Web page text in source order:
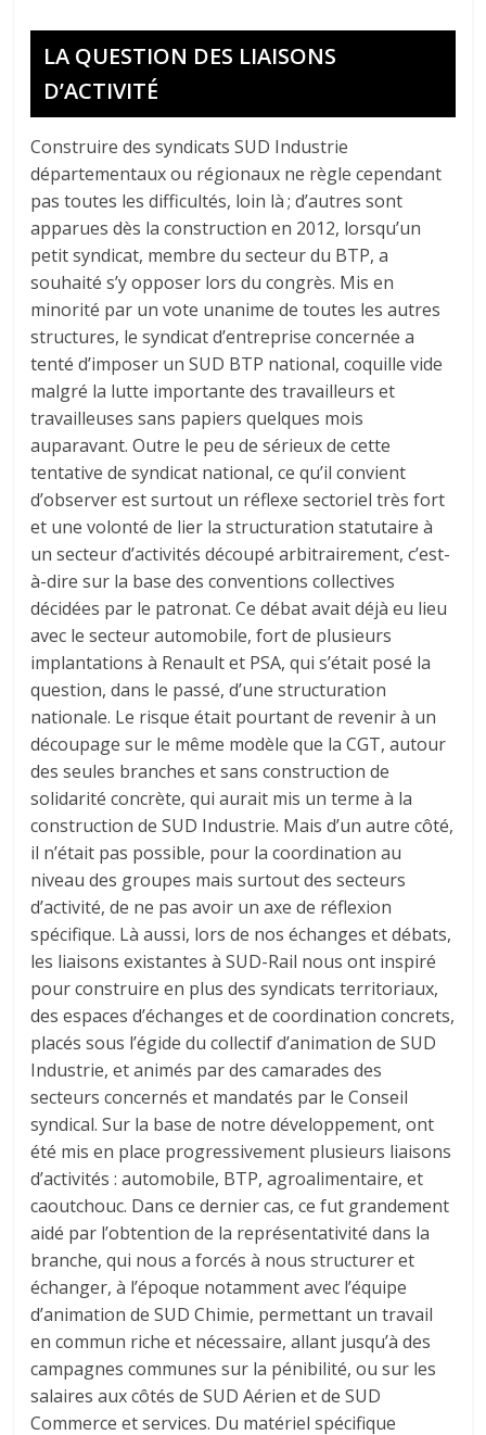
LA QUESTION DES LIAISONS
D’ACTIVITÉ
Construire des syndicats SUD Industrie
départementaux ou régionaux ne règle cependant
pas toutes les difficultés, loin là ; d’autres sont
apparues dès la construction en 2012, lorsqu’un
petit syndicat, membre du secteur du BTP, a
souhaité s’y opposer lors du congrès. Mis en
minorité par un vote unanime de toutes les autres
structures, le syndicat d’entreprise concernée a
tenté d’imposer un SUD BTP national, coquille vide
malgré la lutte importante des travailleurs et
travailleuses sans papiers quelques mois
auparavant. Outre le peu de sérieux de cette
tentative de syndicat national, ce qu’il convient
d’observer est surtout un réflexe sectoriel très fort
et une volonté de lier la structuration statutaire à
un secteur d’activités découpé arbitrairement, c’est-
à-dire sur la base des conventions collectives
décidées par le patronat. Ce débat avait déjà eu lieu
avec le secteur automobile, fort de plusieurs
implantations à Renault et PSA, qui s’était posé la
question, dans le passé, d’une structuration
nationale. Le risque était pourtant de revenir à un
découpage sur le même modèle que la CGT, autour
des seules branches et sans construction de
solidarité concrète, qui aurait mis un terme à la
construction de SUD Industrie. Mais d’un autre côté,
il n’était pas possible, pour la coordination au
niveau des groupes mais surtout des secteurs
d’activité, de ne pas avoir un axe de réflexion
spécifique. Là aussi, lors de nos échanges et débats,
les liaisons existantes à SUD-Rail nous ont inspiré
pour construire en plus des syndicats territoriaux,
des espaces d’échanges et de coordination concrets,
placés sous l’égide du collectif d’animation de SUD
Industrie, et animés par des camarades des
secteurs concernés et mandatés par le Conseil
syndical. Sur la base de notre développement, ont
été mis en place progressivement plusieurs liaisons
d’activités : automobile, BTP, agroalimentaire, et
caoutchouc. Dans ce dernier cas, ce fut grandement
aidé par l’obtention de la représentativité dans la
branche, qui nous a forcés à nous structurer et
échanger, à l’époque notamment avec l’équipe
d’animation de SUD Chimie, permettant un travail
en commun riche et nécessaire, allant jusqu’à des
campagnes communes sur la pénibilité, ou sur les
salaires aux côtés de SUD Aérien et de SUD
Commerce et services. Du matériel spécifique